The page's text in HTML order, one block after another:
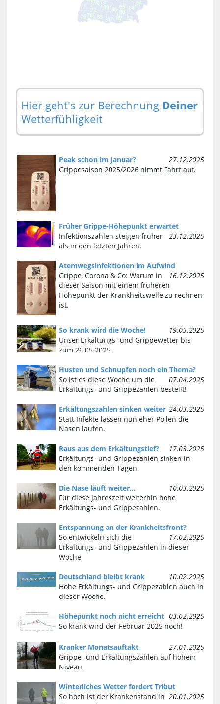
Hier geht's zur Berechnung Deiner
Wetterfühligkeit
Peak schon im Januar?
27.12.2025
Grippesaison 2025/2026 nimmt Fahrt auf.
Früher Grippe-Höhepunkt erwartet
23.12.2025
Infektionszahlen steigen früher
als in den letzten Jahren.
Atemwegsinfektionen im Aufwind
16.12.2025
Grippe, Corona & Co: Warum in
dieser Saison mit einem früheren
Höhepunkt der Krankheitswelle zu rechnen
ist.
So krank wird die Woche!
19.05.2025
Unser Erkältungs- und Grippewetter bis
zum 26.05.2025.
Husten und Schnupfen noch ein Thema?
07.04.2025
So ist es diese Woche um die
Erkältungs- und Grippezahlen bestellt!
Erkältungszahlen sinken weiter 24.03.2025
Statt Infekte lassen nun eher Pollen die
Nasen laufen.
Raus aus dem Erkältungstief?
17.03.2025
Erkältungs- und Grippezahlen sinken in
den kommenden Tagen.
Die Nase läuft weiter...
10.03.2025
Für diese Jahreszeit weiterhin hohe
Erkältungs- und Grippezahlen.
Entspannung an der Krankheitsfront?
17.02.2025
So entwickeln sich die
Erkältungs- und Grippezahlen in dieser
Woche!
Deutschland bleibt krank
10.02.2025
Hohe Erkältungs- und Grippezahlen auch in
dieser Woche.
Höhepunkt noch nicht erreicht 03.02.2025
So krank wird der Februar 2025 noch!
Kranker Monatsauftakt
27.01.2025
Grippe- und Erkältungszahlen auf hohem
Niveau.
Winterliches Wetter fordert Tribut
20.01.2025
So hoch ist der Krankenstand in